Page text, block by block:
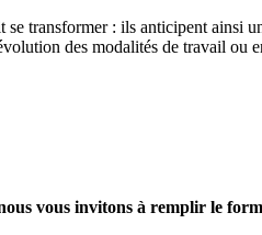
transformer : ils anticipent ainsi
des modalités de travail ou
vous invitons à remplir le